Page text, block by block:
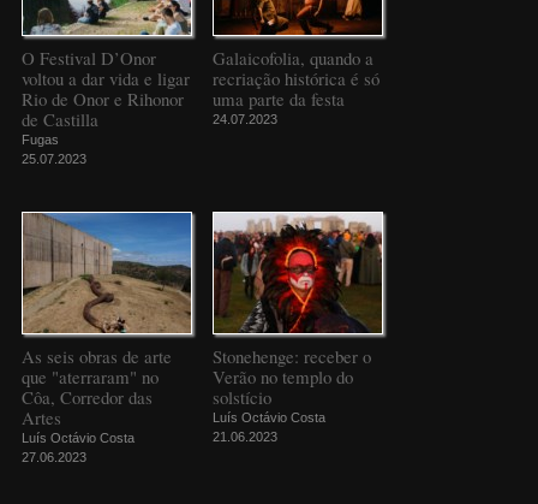
O Festival D’Onor
voltou a dar vida e ligar
Rio de Onor e Rihonor
de Castilla
Fugas
25.07.2023
Galaicofolia, quando a
recriação histórica é só
uma parte da festa
24.07.2023
As seis obras de arte
que "aterraram" no
Côa, Corredor das
Artes
Luís Octávio Costa
27.06.2023
Stonehenge: receber o
Verão no templo do
solstício
Luís Octávio Costa
21.06.2023